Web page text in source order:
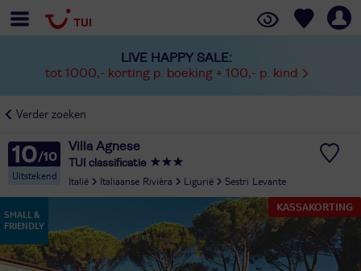
LIVE HAPPY SALE:
tot 1000,- korting p. boeking + 100,- p. kind
Verder zoeken
10
Uitstekend
Villa Agnese
TUI classificatie
Italië Italiaanse Rivièra Ligurië
Sestri Levante
KASSAKORTING